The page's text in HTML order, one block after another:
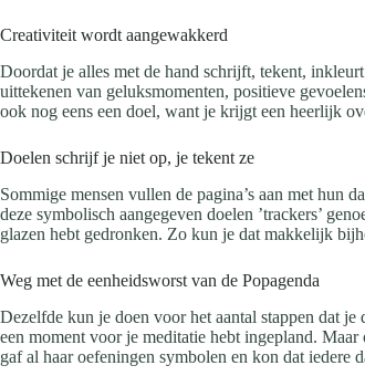
Creativiteit wordt aangewakkerd
Doordat je alles met de hand schrijft, tekent,
uittekenen van geluksmomenten, positieve
ook nog eens een doel, want je krijgt een heerlijk
Doelen schrijf je niet op, je tekent ze
Sommige mensen vullen de pagina’s aan met hun
deze symbolisch aangegeven doelen ’trackers’
glazen hebt gedronken. Zo kun je dat makkelijk
Weg met de eenheidsworst van de Popagenda
Dezelfde kun je doen voor het aantal stappen dat
een moment voor je meditatie hebt ingepland.
gaf al haar oefeningen symbolen en kon dat iedere